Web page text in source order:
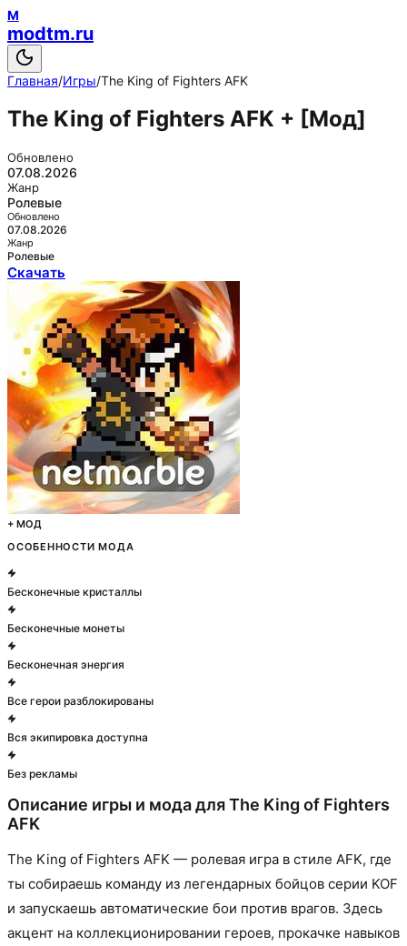
M
modtm.ru
Главная/Игры/The King of Fighters AFK
The King of Fighters AFK + [Мод]
Обновлено
07.08.2026
Жанр
Ролевые
Обновлено
07.08.2026
Жанр
Ролевые
Скачать
+ МОД
ОСОБЕННОСТИ МОДА
Бесконечные кристаллы
Бесконечные монеты
Бесконечная энергия
Все герои разблокированы
Вся экипировка доступна
Без рекламы
Описание игры и мода дляThe King of Fighters
AFK
The King of Fighters AFK — ролевая игра в стиле AFK, где
ты собираешь команду из легендарных бойцов серии KOF
и запускаешь автоматические бои против врагов. Здесь
акцент на коллекционировании героев, прокачке навыков